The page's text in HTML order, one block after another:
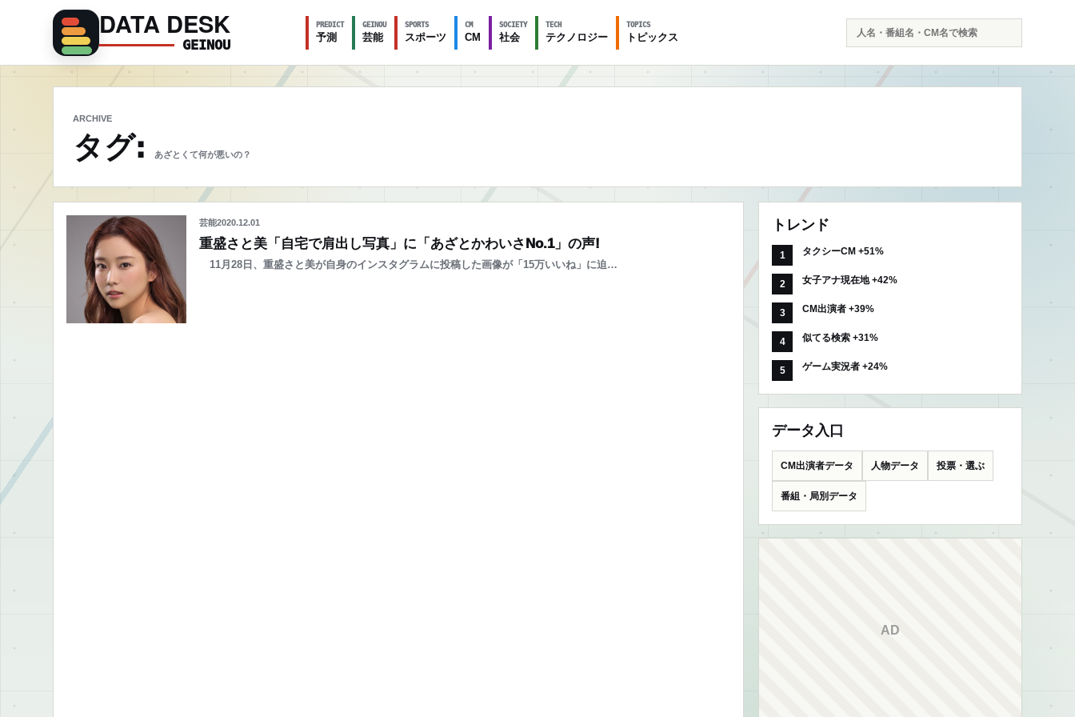
DATA DESK
GEINOU
PREDICT
予測
GEINOU
芸能
SPORTS
スポーツ
CM
CM
SOCIETY
社会
TECH
テクノロジー
TOPICS
トピックス
索
ARCHIVE
タグ: あざとくて何が悪いの？
芸能2020.12.01
重盛さと美「自宅で肩出し写真」に「あざとかわいさNo.1」の声!
11月28日、重盛さと美が自身のインスタグラムに投稿した画像が「15万いいね」に迫…
トレンド
タクシーCM +51%
女子アナ現在地 +42%
CM出演者 +39%
似てる検索 +31%
ゲーム実況者 +24%
データ入口
CM出演者データ 人物データ 投票・選ぶ
番組・局別データ
AD